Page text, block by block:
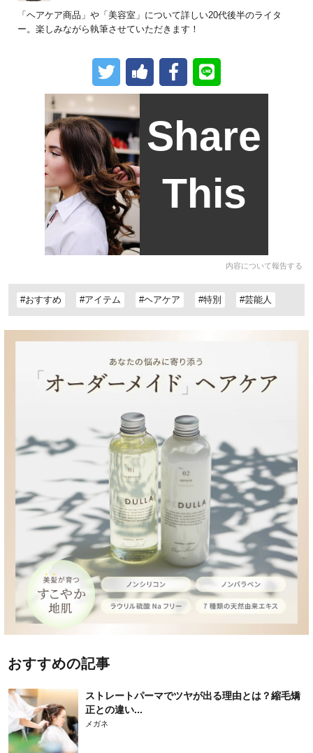
「ヘアケア商品」や「美容室」について詳しい20代後半のライタ
ー。楽しみながら執筆させていただきます！
Share
This
内容について報告する
#おすすめ #アイテム #ヘアケア #特別 #芸能人
おすすめの記事
ストレートパーマでツヤが出る理由とは？縮毛矯
正との違い...
メガネ